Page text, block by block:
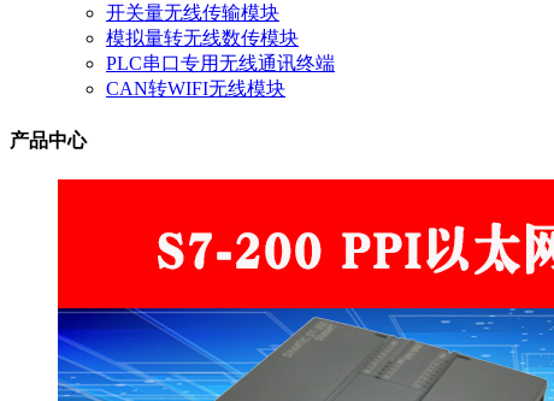
开关量无线传输模块
模拟量转无线数传模块
PLC串口专用无线通讯终端
CAN转WIFI无线模块
产品中心